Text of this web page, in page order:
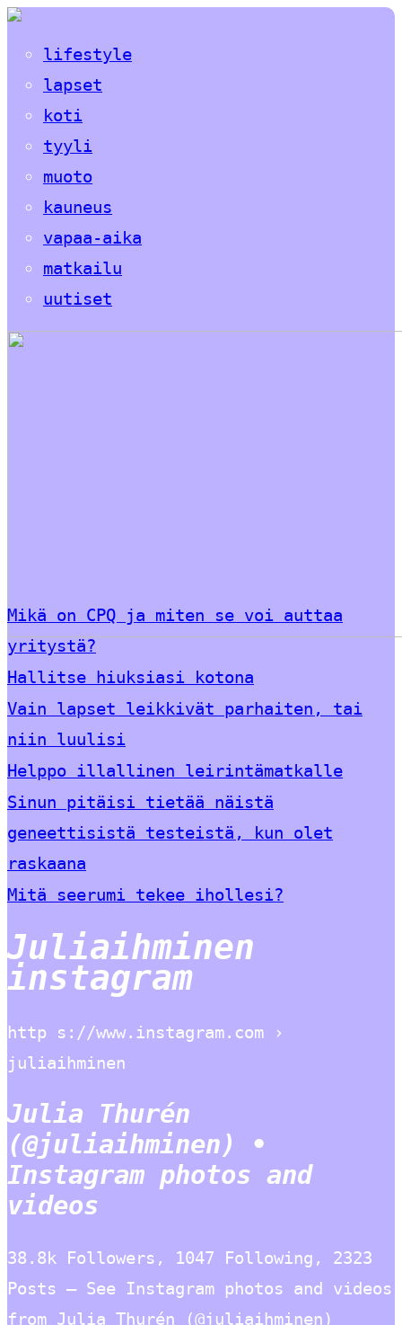
lifestyle
lapset
koti
tyyli
muoto
kauneus
vapaa-aika
matkailu
uutiset
Mikä on CPQ ja miten se voi auttaa
yritystä?
Hallitse hiuksiasi kotona
Vain lapset leikkivät parhaiten, tai
niin luulisi
Helppo illallinen leirintämatkalle
Sinun pitäisi tietää näistä
geneettisistä testeistä, kun olet
raskaana
Mitä seerumi tekee ihollesi?
Juliaihminen
instagram
http s://www.instagram.com ›
juliaihminen
Julia Thurén
(@juliaihminen) •
Instagram photos and
videos
38.8k Followers, 1047 Following, 2323
Posts – See Instagram photos and videos
from Julia Thurén (@juliaihminen)